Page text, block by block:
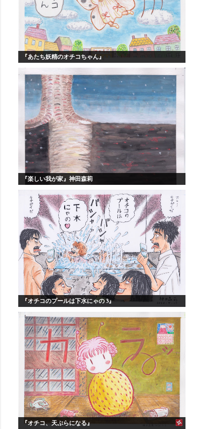
『あたち妖精のオチコちゃん』
『楽しい我が家』神田森莉
『オチコのプールは下水にゃの 3』
『オチコ、天ぷらになる』